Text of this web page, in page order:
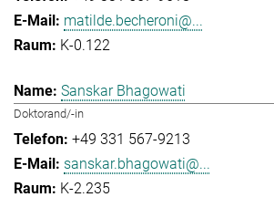
matilde.becheroni@...
K-0.122
Sanskar Bhagowati
Doktorand/-in
+49 331 567-9213
sanskar.bhagowati@...
K-2.235